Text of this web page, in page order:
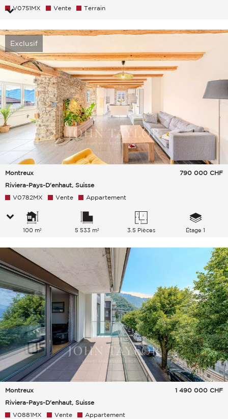
V0751MX Vente Terrain
Exclusif
Montreux
Riviera-Pays-D'enhaut, Suisse
790 000 CHF
V0782MX Vente Appartement
100 m² 5 533 m² 3.5 Pièces Étage 1
Montreux
Riviera-Pays-D'enhaut, Suisse
1 490 000 CHF
V0881MX Vente Appartement